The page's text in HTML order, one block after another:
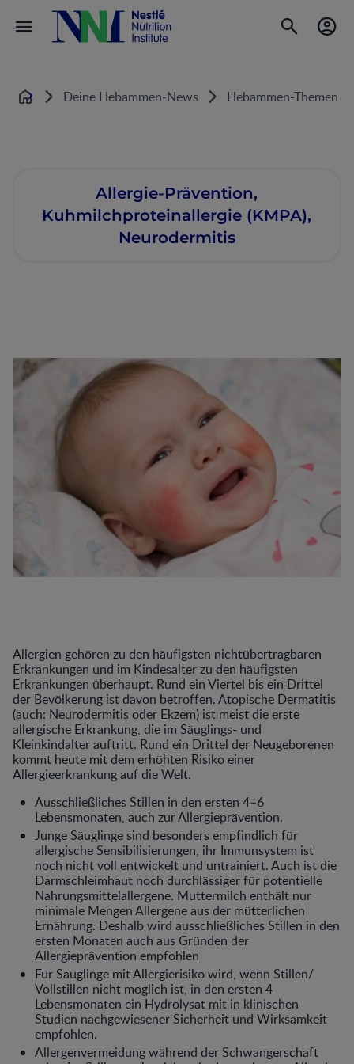
StartseiteDeine Hebammen-News Hebammen-Themen
Allergie-Prävention,
Kuhmilchproteinallergie (KMPA),
Neurodermitis
Allergien gehören zu den häufigsten nichtübertragbaren
Erkrankungen und im Kindesalter zu den häufigsten
Erkrankungen überhaupt. Rund ein Viertel bis ein Drittel
der Bevölkerung ist davon betroffen. Atopische Dermatitis
(auch: Neurodermitis oder Ekzem) ist meist die erste
allergische Erkrankung, die im Säuglings- und
Kleinkindalter auftritt. Rund ein Drittel der Neugeborenen
kommt heute mit dem erhöhten Risiko einer
Allergieerkrankung auf die Welt.
Ausschließliches Stillen in den ersten 4–6
Lebensmonaten, auch zur Allergieprävention.
Junge Säuglinge sind besonders empfindlich für
allergische Sensibilisierungen, ihr Immunsystem ist
noch nicht voll entwickelt und untrainiert. Auch ist die
Darmschleimhaut noch durchlässiger für potentielle
Nahrungsmittelallergene. Muttermilch enthält nur
minimale Mengen Allergene aus der mütterlichen
Ernährung. Deshalb wird ausschließliches Stillen in den
ersten Monaten auch aus Gründen der
Allergieprävention empfohlen
Für Säuglinge mit Allergierisiko wird, wenn Stillen/
Vollstillen nicht möglich ist, in den ersten 4
Lebensmonaten ein Hydrolysat mit in klinischen
Studien nachgewiesener Sicherheit und Wirksamkeit
empfohlen.
Allergenvermeidung während der Schwangerschaft